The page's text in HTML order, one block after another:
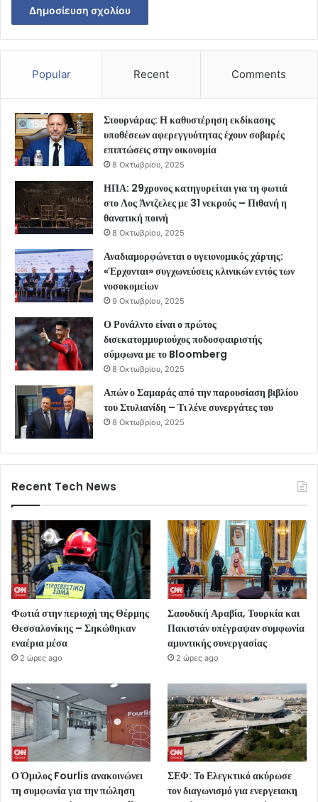
Popular Recent Comments
Στουρνάρας: Η καθυστέρηση εκδίκασης
υποθέσεων αφερεγγυότητας έχουν σοβαρές
επιπτώσεις στην οικονομία
8 Οκτωβρίου, 2025
ΗΠΑ: 29χρονος κατηγορείται για τη φωτιά
στο Λος Άντζελες με 31 νεκρούς – Πιθανή η
θανατική ποινή
8 Οκτωβρίου, 2025
Αναδιαμορφώνεται ο υγειονομικός χάρτης:
«Έρχονται» συγχωνεύσεις κλινικών εντός των
νοσοκομείων
9 Οκτωβρίου, 2025
Ο Ρονάλντο είναι ο πρώτος
δισεκατομμυριούχος ποδοσφαιριστής
σύμφωνα με το Bloomberg
8 Οκτωβρίου, 2025
Απών ο Σαμαράς από την παρουσίαση βιβλίου
του Στυλιανίδη – Τι λένε συνεργάτες του
8 Οκτωβρίου, 2025
Recent Tech News
Φωτιά στην περιοχή της Θέρμης
Θεσσαλονίκης – Σηκώθηκαν
εναέρια μέσα
2 ώρες ago
Σαουδική Αραβία, Τουρκία και
Πακιστάν υπέγραψαν συμφωνία
αμυντικής συνεργασίας
2 ώρες ago
Ο Όμιλος Fourlis ανακοινώνει
τη συμφωνία για την πώληση
ΣΕΦ: Το Ελεγκτικό ακύρωσε
τον διαγωνισμό για ενεργειακη